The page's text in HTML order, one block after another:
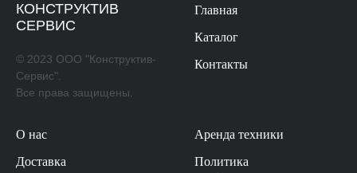
КОНСТРУКТИВ
СЕРВИС
© 2023 ООО "Конструктив-
Сервис".
Все права защищены.
Главная
Каталог
Контакты
О нас
Доставка
Аренда техники
Политика